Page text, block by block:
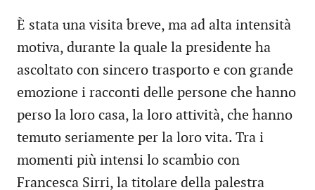
È stata una visita breve, ma ad alta intensità
motiva, durante la quale la presidente ha
ascoltato con sincero trasporto e con grande
emozione i racconti delle persone che hanno
perso la loro casa, la loro attività, che hanno
temuto seriamente per la loro vita. Tra i
momenti più intensi lo scambio con
Francesca Sirri, la titolare della palestra